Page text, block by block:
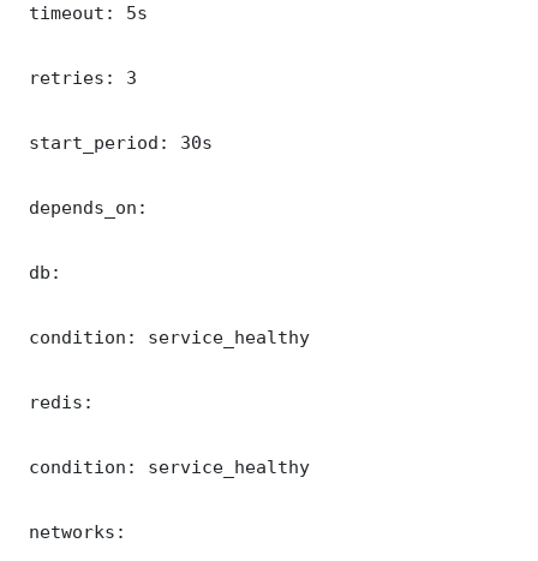
timeout: 5s
retries: 3
start_period: 30s
depends_on:
db:
condition: service_healthy
redis:
condition: service_healthy
networks: